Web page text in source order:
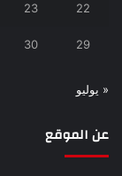
22
23
29
30
« يوليو
عن الموقع